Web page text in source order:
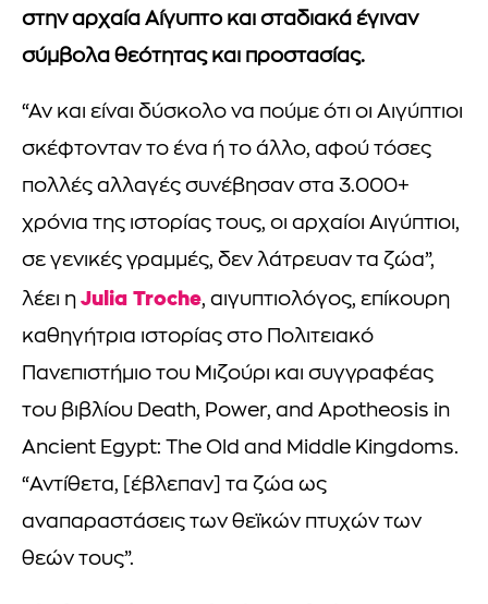
στην αρχαία Αίγυπτο και σταδιακά έγιναν
σύμβολα θεότητας και προστασίας.
“Αν και είναι δύσκολο να πούμε ότι οι Αιγύπτιοι
σκέφτονταν το ένα ή το άλλο, αφού τόσες
πολλές αλλαγές συνέβησαν στα 3.000+
χρόνια της ιστορίας τους, οι αρχαίοι Αιγύπτιοι,
σε γενικές γραμμές, δεν λάτρευαν τα ζώα”,
λέει η Julia Troche, αιγυπτιολόγος, επίκουρη
καθηγήτρια ιστορίας στο Πολιτειακό
Πανεπιστήμιο του Μιζούρι και συγγραφέας
του βιβλίου Death, Power, and Apotheosis in
Ancient Egypt: The Old and Middle Kingdoms.
“Αντίθετα, [έβλεπαν] τα ζώα ως
αναπαραστάσεις των θεϊκών πτυχών των
θεών τους”.